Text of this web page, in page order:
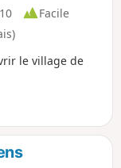
Facile
le village de